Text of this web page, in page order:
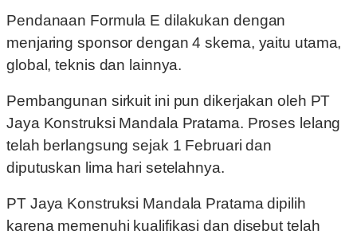
Pendanaan Formula E dilakukan dengan
menjaring sponsor dengan 4 skema, yaitu utama,
global, teknis dan lainnya.
Pembangunan sirkuit ini pun dikerjakan oleh PT
Jaya Konstruksi Mandala Pratama. Proses lelang
telah berlangsung sejak 1 Februari dan
diputuskan lima hari setelahnya.
PT Jaya Konstruksi Mandala Pratama dipilih
karena memenuhi kualifikasi dan disebut telah